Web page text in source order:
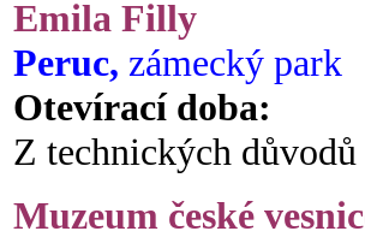
Emila Filly
Peruc, zámecký park
Otevírací doba:
Z technických důvodů
Muzeum české